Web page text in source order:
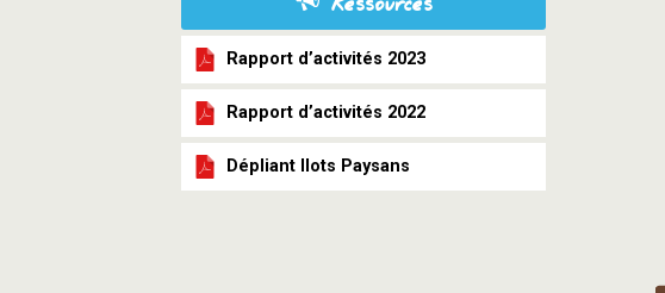
Rapport d’activités 2023
Rapport d’activités 2022
Dépliant Ilots Paysans